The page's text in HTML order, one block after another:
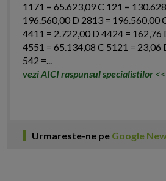
1171 = 65.623,09 C 121 =
196.560,00 D 2813 = 196.560,00
4411 = 2.722,00 D 4424 = 162,76
4551 = 65.134,08 C 5121 = 23,06
542 =...
vezi AICI raspunsul specialistilor <<
Urmareste-ne pe Google